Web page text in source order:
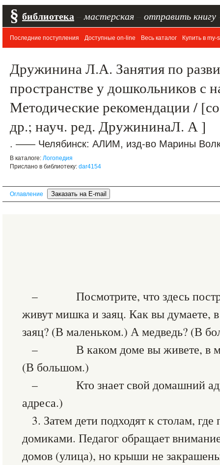
§ библиотека мастерская отправить книгу
Последние поступления Доступные on-line Весь каталог Купить в my-
Дружинина Л.А. Занятия по
пространстве у дошкольников с
Методические рекомендации /
др.; науч. ред. ДружининаЛ. А ]
. —— Челябинск: АЛИМ, изд-во Марины
В каталоге: Логопедия
Прислано в библиотеку: dar4154
Оглавление
– Посмотрите, что здесь
живут мишка и заяц. Как вы думаете,
заяц? (В маленьком.) А медведь? (В
– В каком доме вы живете, в
(В большом.)
– Кто знает свой домашний
адреса.)
3. Затем дети подходят к столам,
домиками. Педагог обращает
домов (улица), но крыши не